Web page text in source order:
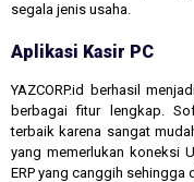
segala jenis usaha.
Aplikasi Kasir PC
YAZCORP.id berhasil
berbagai fitur lengkap.
terbaik karena sangat
yang memerlukan koneksi
ERP yang canggih sehingga